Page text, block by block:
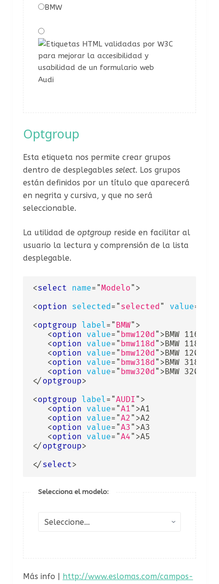
BMW
Audi
Optgroup
Esta etiqueta nos permite crear grupos
dentro de desplegables select. Los grupos
están definidos por un título que aparecerá
en negrita y cursiva, y que no será
seleccionable.
La utilidad de optgroup reside en facilitar al
usuario la lectura y comprensión de la lista
desplegable.
<select name= "Modelo" >
<option selected= " selected" value=
<optgroup label= " BMW" >
<option value= " bmw120d" >BMW 116d
<option value= " bmw118d" >BMW 118d
<option value= " bmw120d" >BMW 120d
<option value= " bmw318d" >BMW 318d
<option value= " bmw320d" >
</ optgroup>
<optgroup label= "AUDI" >
<option value= "A1" >A1
<option value= "A2 " >A2
<option value= "A3" >A3
<option value= "A4" >
</ optgroup>
</ select>
Selecciona el modelo:
Más info | http://www.eslomas.com/campos-